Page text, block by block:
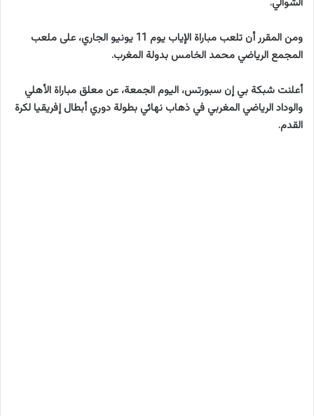
الشوالي.
ومن المقرر أن تلعب مباراة الإياب يوم 11 يونيو الجاري، على ملعب
المجمع الرياضي محمد الخامس بدولة المغرب.
أعلنت شبكة بي إن سبورتس، اليوم الجمعة، عن معلق مباراة الأهلي
والوداد الرياضي المغربي في ذهاب نهائي بطولة دوري أبطال إفريقيا لكرة
القدم.